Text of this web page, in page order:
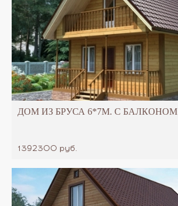
ДОМ ИЗ БРУСА 6*7М. С БАЛКОНОМ
1392300 руб.